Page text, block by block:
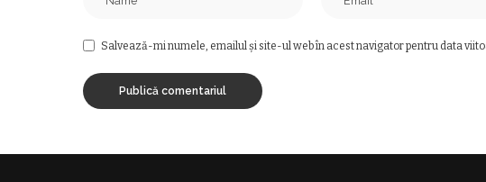
Salvează-mi numele, emailul și site-ul web în acest navigator pentru data